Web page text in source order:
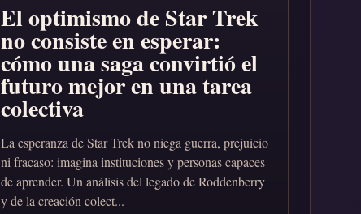
El optimismo de Star Trek
no consiste en esperar:
cómo una saga convirtió el
futuro mejor en una tarea
colectiva
La esperanza de Star Trek no niega guerra, prejuicio
ni fracaso: imagina instituciones y personas capaces
de aprender. Un análisis del legado de Roddenberry
y de la creación colect...